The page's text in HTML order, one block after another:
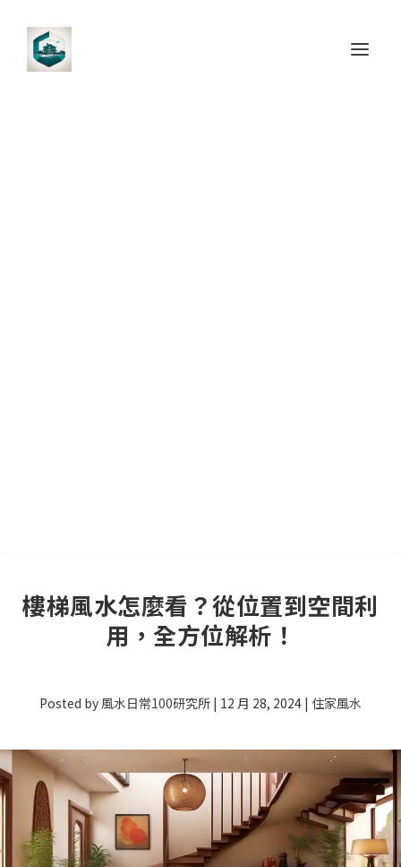
樓梯風水怎麼看？從位置到空間利
用，全方位解析！
Posted by風水日常100研究所 | 12 月 28, 2024 | 住家風水